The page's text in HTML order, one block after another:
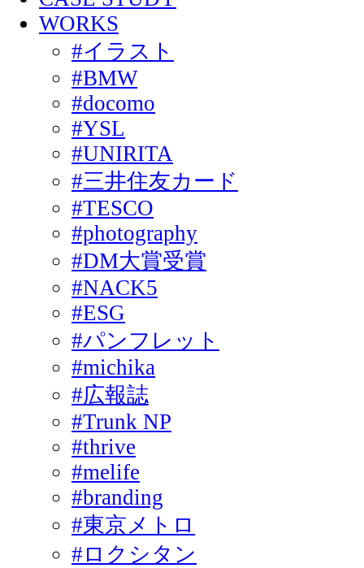
WORKS
#イラスト
#BMW
#docomo
#YSL
#UNIRITA
#三井住友カード
#TESCO
#photography
#DM大賞受賞
#NACK5
#ESG
#パンフレット
#michika
#広報誌
#Trunk NP
#thrive
#melife
#branding
#東京メトロ
#ロクシタン